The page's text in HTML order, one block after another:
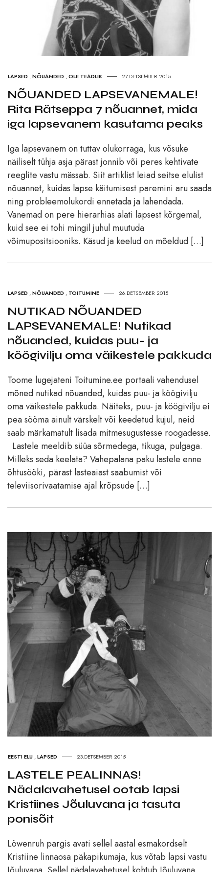
LAPSED ,NÕUANDED ,OLE TEADLIK 27.DETSEMBER 2015
NÕUANDED LAPSEVANEMALE!
Rita Rätseppa 7 nõuannet, mida
iga lapsevanem kasutama peaks
Iga lapsevanem on tuttav olukorraga, kus võsuke
näiliselt tühja asja pärast jonnib või peres kehtivate
reeglite vastu mässab. Siit artiklist leiad seitse elulist
nõuannet, kuidas lapse käitumisest paremini aru saada
ning probleemolukordi ennetada ja lahendada.
Vanemad on pere hierarhias alati lapsest kõrgemal,
kuid see ei tohi mingil juhul muutuda
võimupositsiooniks. Käsud ja keelud on mõeldud […]
LAPSED ,NÕUANDED , TOITUMINE 26.DETSEMBER 2015
NUTIKAD NÕUANDED
LAPSEVANEMALE! Nutikad
nõuanded, kuidas puu- ja
köögivilju oma väikestele pakkuda
Toome lugejateni Toitumine.ee portaali vahendusel
mõned nutikad nõuanded, kuidas puu- ja köögivilju
oma väikestele pakkuda. Näiteks, puu- ja köögivilju ei
pea sööma ainult värskelt või keedetud kujul, neid
saab märkamatult lisada mitmesugustesse roogadesse.
Lastele meeldib süüa sõrmedega, tikuga, pulgaga.
Milleks seda keelata? Vahepalana paku lastele enne
õhtusööki, pärast lasteaiast saabumist või
televiisorivaatamise ajal krõpsude […]
EESTI ELU ,LAPSED 23.DETSEMBER 2015
LASTELE PEALINNAS!
Nädalavahetusel ootab lapsi
Kristiines Jõuluvana ja tasuta
ponisõit
Löwenruh pargis avati sellel aastal esmakordselt
Kristiine linnaosa päkapikumaja, kus võtab lapsi vastu